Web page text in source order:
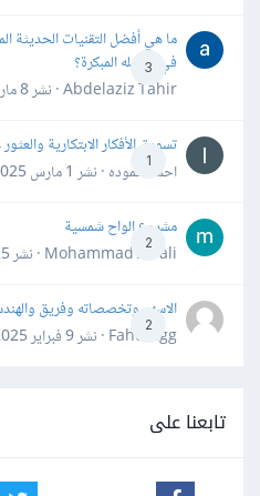
3
ما هي أفضل التقنيات الحديثة
في مراحله المبكرة؟
Abdelaziz Tahir · نشر
8 مارس
1
تسويق الأفكار الابتكارية
احمد حموده · نشر 1 مارس 2025
2
مشروع الواح شمسية
Mohammad Awali · نشر
25
2
الاسهم وتخصصاته وفريق
Fahd Ggg · نشر
9 فبراير 2025
تابعنا على